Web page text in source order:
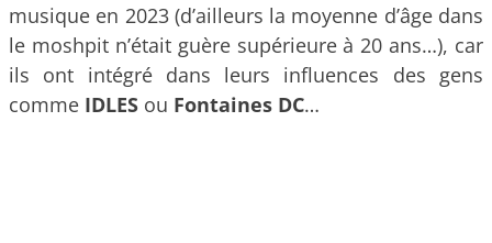
musique en 2023 (d’ailleurs la moyenne d’âge dans
le moshpit n’était guère supérieure à 20 ans…), car
ils ont intégré dans leurs influences des gens
comme IDLES ou Fontaines DC…